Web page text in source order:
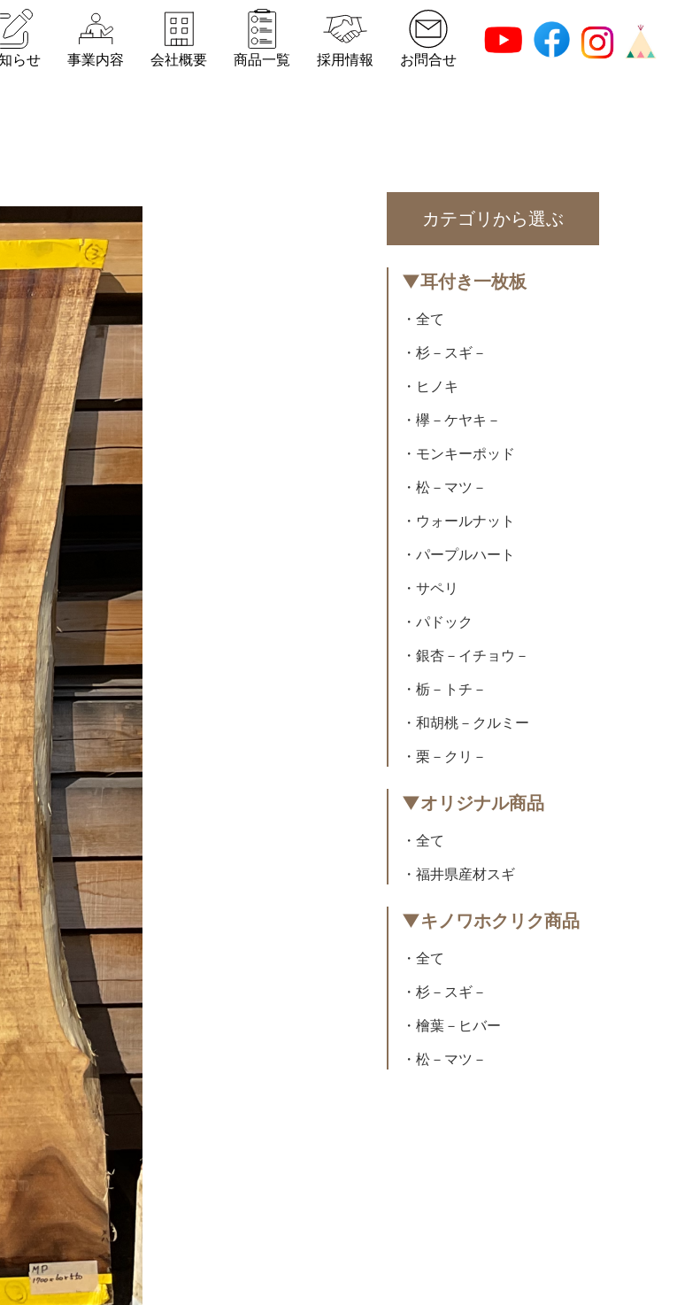
らせ 事業内容 会社概要 商品一覧 採用情報 お問合せ
カテゴリから選ぶ
▼耳付き一枚板
・全て
・杉－スギ－
・ヒノキ
・欅－ケヤキ－
・モンキーポッド
・松－マツ－
・ウォールナット
・パープルハート
・サペリ
・パドック
・銀杏－イチョウ－
・栃－トチ－
・和胡桃－クルミー
・栗－クリ－
▼オリジナル商品
・全て
・福井県産材スギ
▼キノワホクリク商品
・全て
・杉－スギ－
・檜葉－ヒバー
・松－マツ－